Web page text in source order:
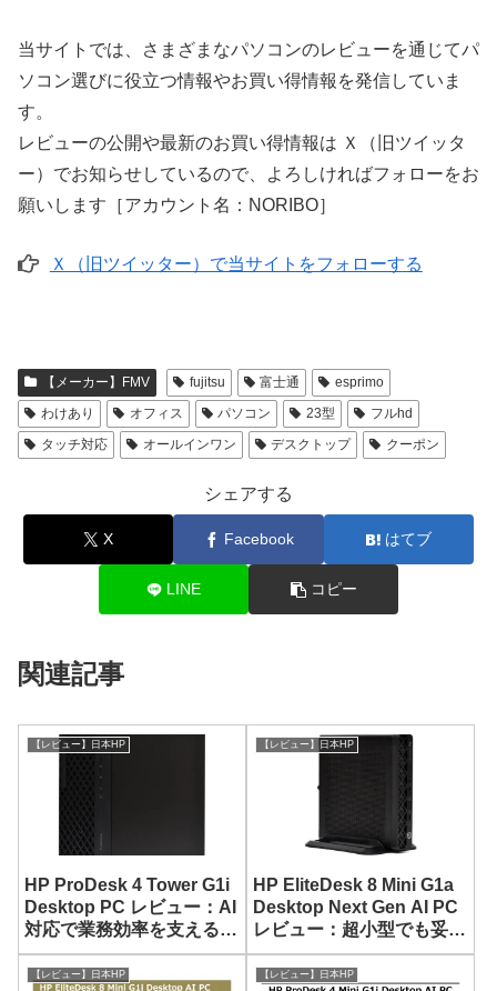
当サイトでは、さまざまなパソコンのレビューを通じてパ
ソコン選びに役立つ情報やお買い得情報を発信していま
す。
レビューの公開や最新のお買い得情報は Ｘ（旧ツイッタ
ー）でお知らせしているので、よろしければフォローをお
願いします［アカウント名：NORIBO］
Ｘ（旧ツイッター）で当サイトをフォローする
【メーカー】FMV fujitsu 富士通
esprimo
わけあり
オフィス パソコン 23型
フルhd
タッチ対応
オールインワン デスクトップ クーポン
シェアする
X Facebook はてブ
LINE コピー
関連記事
【レビュー】日本HP
HP ProDesk 4 Tower G1i
Desktop PC レビュー：AI
対応で業務効率を支えるビ
ジネス向けデスクトップ
PC
【レビュー】日本HP
HP EliteDesk 8 Mini G1a
Desktop Next Gen AI PC
レビュー：超小型でも妥協
なく業務をこなせる一台
【レビュー】日本HP 【レビュー】日本HP